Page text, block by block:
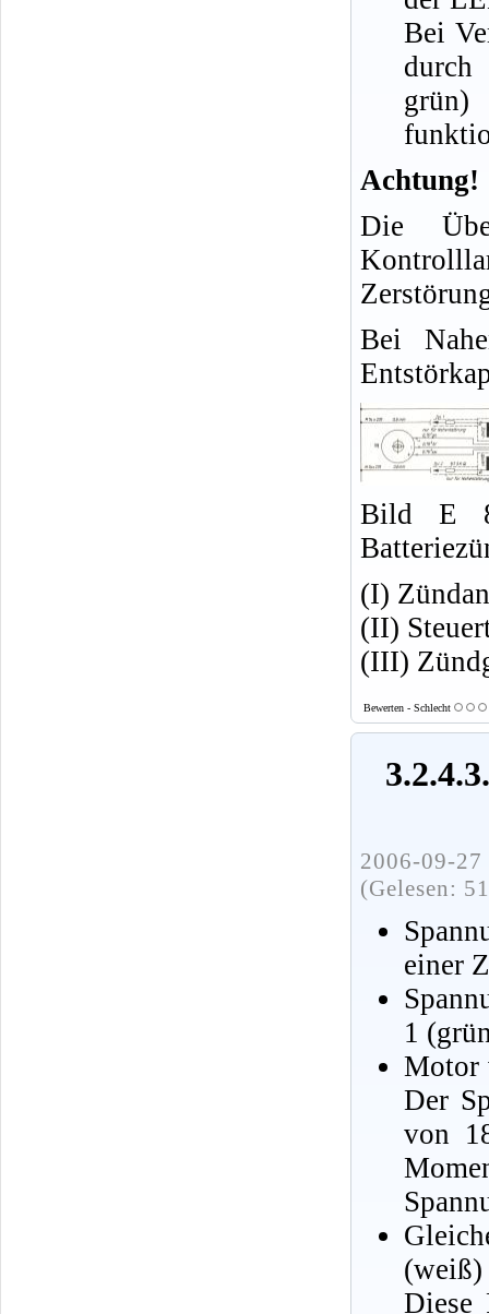
Bei
durch
Achtung!
Die
Bei
Bild E 8.
(I)
(II)
(III)
Bewerten - Schlecht
2006-09-
(Gelesen:
einer
1
Motor
Der
von
(weiß)
Diese